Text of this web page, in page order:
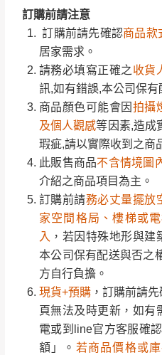
訂購前請注意
訂購前請先確認商品款
居家需求。
請務必填寫正確之收貨
訊,如有錯誤,本公司保有
商品顏色可能會因 拍攝
及個人觀感等因素,造成
瑕疵,請以實際收到之商
此販售商品不含情境圖
介紹之商品項目為主。
訂購前請務必丈量擺放
家空間格局、樓梯或
入 ，若因特殊地形與建
本公司保有配送與否之
方自行負擔。
現貨+預購 ，訂購前請
頁無法及時更新，如有
電或到line官方客服確
額」。 若商品價格或
商品顏色可能會因
及個人觀感等因素,造成
瑕疵,請以實際收到之商
此販售商品不含情境圖
介紹之商品項目為主。
訂購前請務必丈量擺放
家空間格局、樓梯或
入，若因特殊地形與建
本公司保有配送與否之
方自行負擔。
現貨+預購，訂購前請
頁無法及時更新，如有
電或到line官方客服確
額」。若商品價格或
單。
尺寸為人工丈量略
商品顏色可能會因拍攝燈光
素,造成實品與
到貨時間：指定送貨
｜周（一）配送部
台北市、新北市地區固
暫無配送地區：彰化、南
雄、屏東、宜蘭、 花蓮、台
（可於LINE線上詢問 →
加收說明
退換貨說明：
若收到不良品，請
公司客服人員，我
皆由本站負責，所
是全新狀態且完整
類產品需為未拆封
包裝、廠商紙及所
性)，若未依照上述
貨。
由於透過電腦螢幕
電腦螢幕的設定色
際商品的顏色、質
退換貨，
需自付來
訂購前詳加確認。
訂購前請確認商品
丈量，難免會有些
詳細尺寸以實品為
非因本公司問題而